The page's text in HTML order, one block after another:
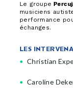
Le groupe
musiciens
performance
échanges.
LES
Christian
Caroline